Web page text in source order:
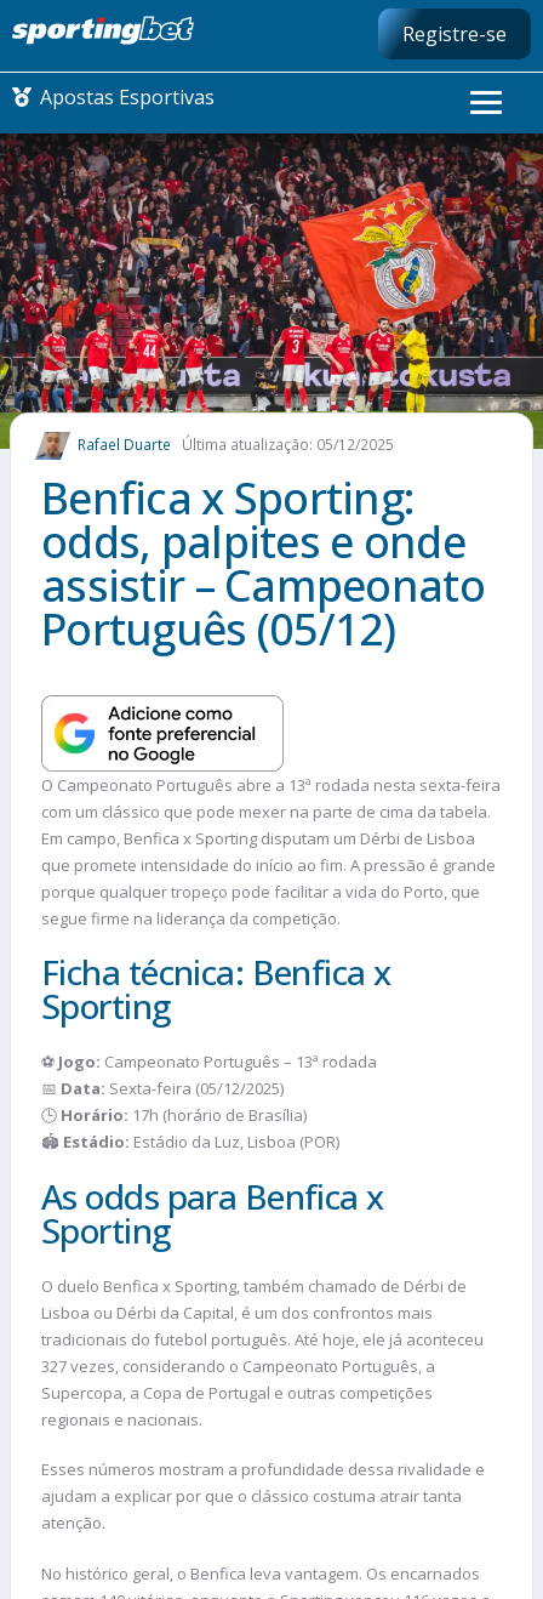
Registre-se
Apostas Esportivas
CONMEBOL LIBERTADORES
FUTEBOL NACIONAL
FUTEBOL INTERNACIONAL
COMO APOSTAR
MAIS ESPORTES
Rafael Duarte Última atualização: 05/12/2025
Benfica x Sporting:
odds, palpites e onde
assistir – Campeonato
Português (05/12)
O Campeonato Português abre a 13ª rodada nesta sexta-feira
com um clássico que pode mexer na parte de cima da tabela.
Em campo, Benfica x Sporting disputam um Dérbi de Lisboa
que promete intensidade do início ao fim. A pressão é grande
porque qualquer tropeço pode facilitar a vida do Porto, que
segue firme na liderança da competição.
Ficha técnica: Benfica x
Sporting
⚽ Jogo: Campeonato Português – 13ª rodada
📅 Data: Sexta-feira (05/12/2025)
🕒 Horário: 17h (horário de Brasília)
🏟️ Estádio: Estádio da Luz, Lisboa (POR)
As odds para Benfica x
Sporting
O duelo Benfica x Sporting, também chamado de Dérbi de
Lisboa ou Dérbi da Capital, é um dos confrontos mais
tradicionais do futebol português. Até hoje, ele já aconteceu
327 vezes, considerando o Campeonato Português, a
Supercopa, a Copa de Portugal e outras competições
regionais e nacionais.
Esses números mostram a profundidade dessa rivalidade e
ajudam a explicar por que o clássico costuma atrair tanta
atenção.
No histórico geral, o Benfica leva vantagem. Os encarnados